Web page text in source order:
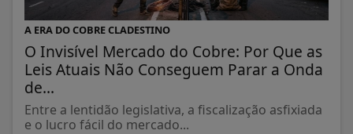
A ERA DO COBRE CLADESTINO
O Invisível Mercado do Cobre: Por Que as
Leis Atuais Não Conseguem Parar a Onda
de...
Entre a lentidão legislativa, a fiscalização asfixiada
e o lucro fácil do mercado...